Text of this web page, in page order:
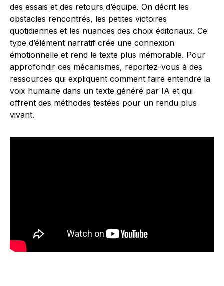
des essais et des retours d’équipe. On décrit les
obstacles rencontrés, les petites victoires
quotidiennes et les nuances des choix éditoriaux. Ce
type d’élément narratif crée une connexion
émotionnelle et rend le texte plus mémorable. Pour
approfondir ces mécanismes, reportez-vous à des
ressources qui expliquent comment faire entendre la
voix humaine dans un texte généré par IA et qui
offrent des méthodes testées pour un rendu plus
vivant.